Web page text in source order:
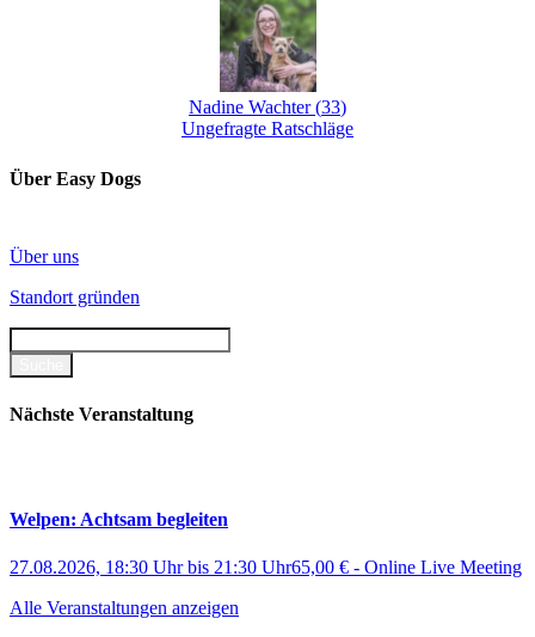
Nadine Wachter(33)
Ungefragte Ratschläge
Über Easy Dogs
Über uns
Standort gründen
Nächste Veranstaltung
Welpen: Achtsam begleiten
27.08.2026, 18:30 Uhrbis 21:30 Uhr65,00 € - Online Live Meeting
Alle Veranstaltungen anzeigen